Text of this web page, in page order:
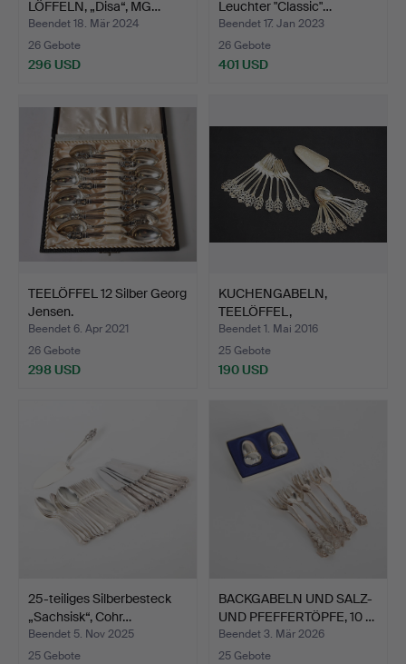
LÖFFELN, „Disa“, MG…
Beendet 18. Mär 2024
26 Gebote
296 USD
Leuchter "Classic"…
Beendet 17. Jan 2023
26 Gebote
401 USD
TEELÖFFEL 12 Silber Georg
Jensen.
Beendet 6. Apr 2021
26 Gebote
298 USD
KUCHENGABELN,
TEELÖFFEL,
KUCHENSPAUL, 25 S…
Beendet 1. Mai 2016
25 Gebote
190 USD
25-teiliges Silberbesteck
„Sachsisk“, Cohr…
Beendet 5. Nov 2025
25 Gebote
BACKGABELN UND SALZ-
UND PFEFFERTÖPFE, 10 …
Beendet 3. Mär 2026
25 Gebote